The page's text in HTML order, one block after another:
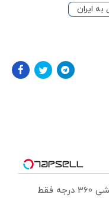
به ایران
دوربین لامپی چرخشی 360 درجه فقط